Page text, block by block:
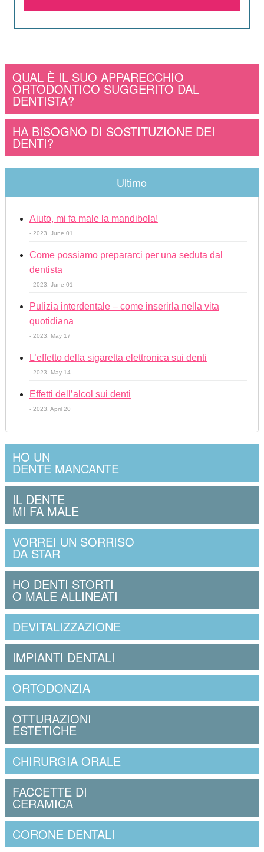
QUAL È IL SUO APPARECCHIO
ORTODONTICO SUGGERITO DAL
DENTISTA?
HA BISOGNO DI SOSTITUZIONE DEI
DENTI?
Ultimo
Aiuto, mi fa male la mandibola!
- 2023. June 01
Come possiamo prepararci per una seduta dal
dentista
- 2023. June 01
Pulizia interdentale – come inserirla nella vita
quotidiana
- 2023. May 17
L’effetto della sigaretta elettronica sui denti
- 2023. May 14
Effetti dell’alcol sui denti
- 2023. April 20
HO UN
DENTE MANCANTE
IL DENTE
MI FA MALE
VORREI UN SORRISO
DA STAR
HO DENTI STORTI
O MALE ALLINEATI
DEVITALIZZAZIONE
IMPIANTI DENTALI
ORTODONZIA
OTTURAZIONI
ESTETICHE
CHIRURGIA ORALE
FACCETTE DI
CERAMICA
CORONE DENTALI